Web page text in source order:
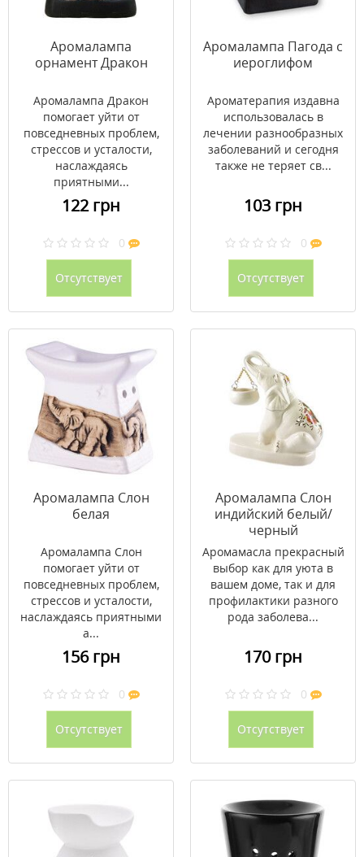
Аромалампа
орнамент Дракон
Аромалампа Дракон
помогает уйти от
повседневных проблем,
стрессов и усталости,
наслаждаясь
приятными...
122 грн
0
Отсутствует
Аромалампа Пагода с
иероглифом
Ароматерапия издавна
использовалась в
лечении разнообразных
заболеваний и сегодня
также не теряет св...
103 грн
0
Отсутствует
Аромалампа Слон
белая
Аромалампа Слон
помогает уйти от
повседневных проблем,
стрессов и усталости,
наслаждаясь приятными
а...
156 грн
0
Отсутствует
Аромалампа Слон
индийский белый/
черный
Аромамасла прекрасный
выбор как для уюта в
вашем доме, так и для
профилактики разного
рода заболева...
170 грн
0
Отсутствует